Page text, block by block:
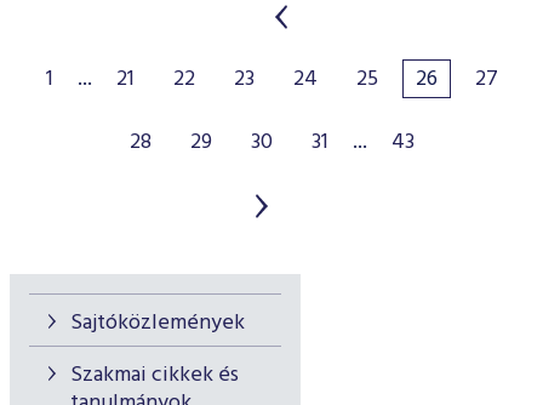
Sajtóközlemények
Szakmai cikkek és
1 ... 21 22 23 24 25 26
27
28
29 30 31 ... 43